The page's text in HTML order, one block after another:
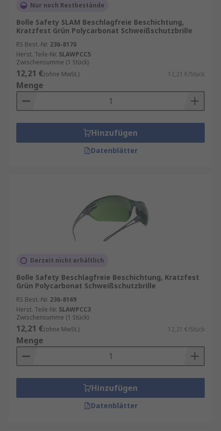
Nur noch Restbestände
Bolle Safety SLAM Beschlagfreie Beschichtung,
Kratzfest Grün Polycarbonat Schweißschutzbrille
RS Best.-Nr. 236-8170
Herst. Teile-Nr. SLAWPCC5
Zwischensumme (1 Stück)
12,21 €(ohne MwSt.) 12,21 €/Stück
Menge
Hinzufügen
Datenblätter
Derzeit nicht erhältlich
Bolle Safety Beschlagfreie Beschichtung, Kratzfest
Grün Polycarbonat Schweißschutzbrille
RS Best.-Nr. 236-8169
Herst. Teile-Nr. SLAWPCC3
Zwischensumme (1 Stück)
12,21 €(ohne MwSt.) 12,21 €/Stück
Menge
Hinzufügen
Datenblätter